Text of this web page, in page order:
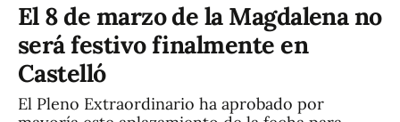
El 8 de marzo de la Magdalena no
será festivo finalmente en
Castelló
El Pleno Extraordinario ha aprobado por